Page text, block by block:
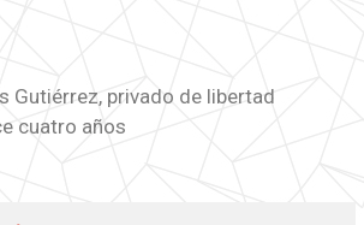
Gutiérrez, privado de libertad
cuatro años